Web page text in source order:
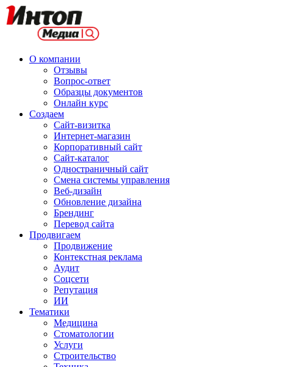
О компании
Отзывы
Вопрос-ответ
Образцы документов
Онлайн курс
Создаем
Сайт-визитка
Интернет-магазин
Корпоративный сайт
Сайт-каталог
Одностраничный сайт
Смена системы управления
Веб-дизайн
Обновление дизайна
Брендинг
Перевод сайта
Продвигаем
Продвижение
Контекстная реклама
Аудит
Соцсети
Репутация
ИИ
Тематики
Медицина
Стоматологии
Услуги
Строительство